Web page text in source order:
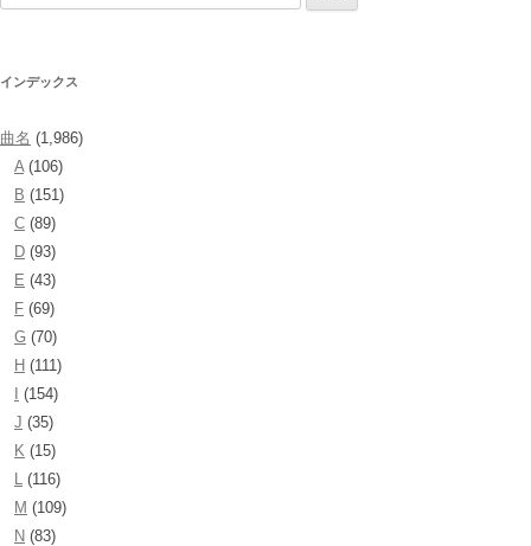
インデックス
曲名 (1,986)
A(106)
B (151)
C (89)
D (93)
E (43)
F (69)
G (70)
H (111)
(154)
J (35)
K (15)
L (116)
M (109)
N (83)